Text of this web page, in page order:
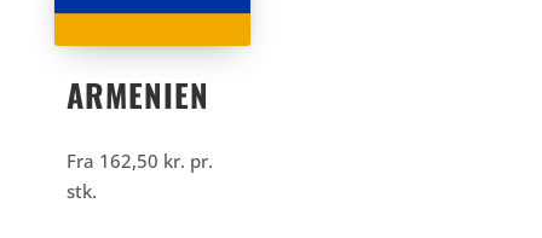
ARMENIEN
Fra 162,50 kr. pr.
stk.